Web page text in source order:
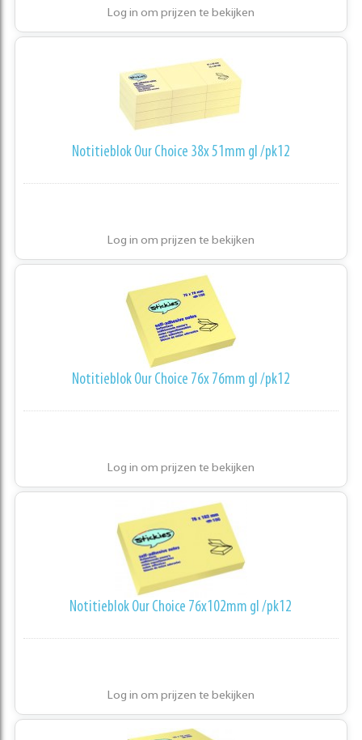
Log in om prijzen te bekijken
Notitieblok Our Choice 38x 51mm gl /pk12
Log in om prijzen te bekijken
Notitieblok Our Choice 76x 76mm gl /pk12
Log in om prijzen te bekijken
Notitieblok Our Choice 76x102mm gl /pk12
Log in om prijzen te bekijken